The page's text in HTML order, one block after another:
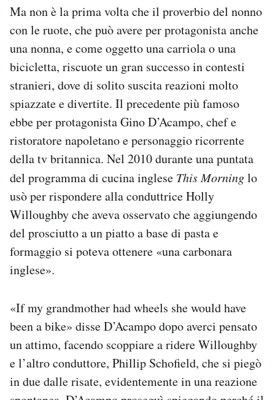
Ma non è la prima volta che il proverbio del nonno
con le ruote, che può avere per protagonista anche
una nonna, e come oggetto una carriola o una
bicicletta, riscuote un gran successo in contesti
stranieri, dove di solito suscita reazioni molto
spiazzate e divertite. Il precedente più famoso
ebbe per protagonista Gino D’Acampo, chef e
ristoratore napoletano e personaggio ricorrente
della tv britannica. Nel 2010 durante una puntata
del programma di cucina inglese This Morninglo
usò per rispondere alla conduttrice Holly
Willoughby che aveva osservato che aggiungendo
del prosciutto a un piatto a base di pasta e
formaggio si poteva ottenere «una carbonara
inglese».
«If my grandmother had wheels she would have
been a bike» disse D’Acampo dopo averci pensato
un attimo, facendo scoppiare a ridere Willoughby
e l’altro conduttore, Phillip Schofield, che si piegò
in due dalle risate, evidentemente in una reazione